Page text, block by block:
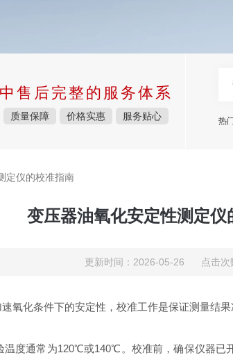
售后完整的服务体系
质量保障 价格实惠 服务贴心 热
定仪的校准指南
变压器油氧化安定性测定仪
更新时间：2026-05-26 点击次
氧化条件下的安定性，校准工作是保证测量结果
度通常为120℃或140℃。校准前，确保仪器已